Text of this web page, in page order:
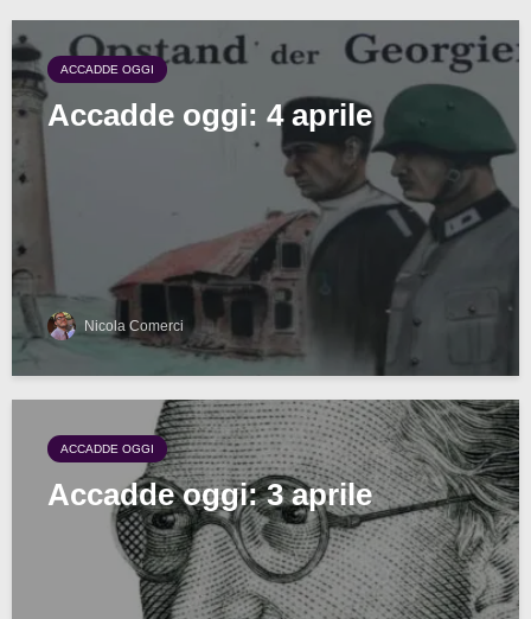
ACCADDE OGGI
Accadde oggi: 4 aprile
Nicola Comerci
ACCADDE OGGI
Accadde oggi: 3 aprile